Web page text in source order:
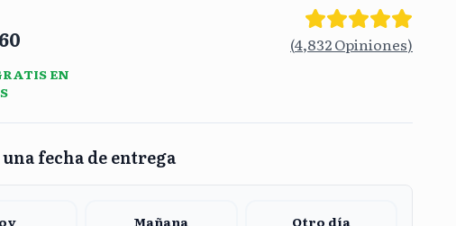
60
EN
(4,832Opiniones)
fecha de entrega
Mañana Otro día